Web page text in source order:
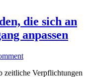
die sich an
anpassen
zeitliche Verpflichtungen